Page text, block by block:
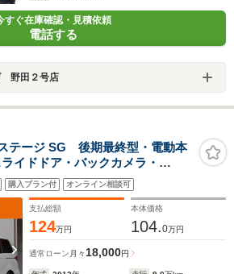
すぐ在庫確認・見積依頼
電話する
野田２号店
テージ SG 後期最終型・電動本
イドドア・バックカメラ・
ートヒーター・クルーズコント
ト・HDDナビ・音楽録音・オー
購入プラン付 オンライン相談可
支払総額
124万円
本体価格
104.0万円
通常ローン 月々 18,000円